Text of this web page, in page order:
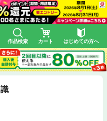
作品検索 カート はじめての方へ